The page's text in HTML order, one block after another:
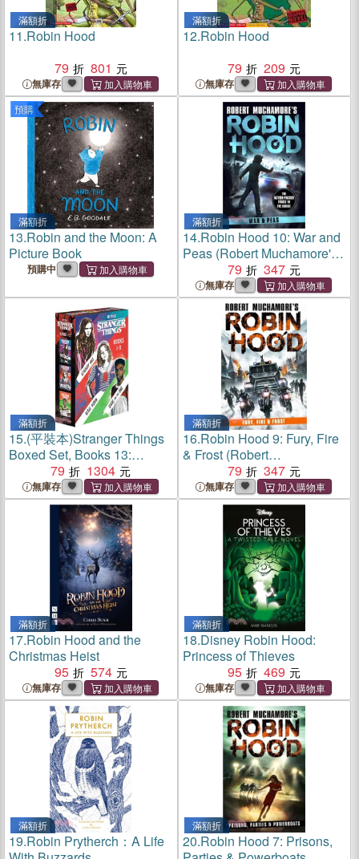
滿額折
11.Robin Hood
79
801
無庫存
滿額折
12.Robin Hood
79
209
無庫存
預購
滿額折
13.Robin and the Moon: A
Picture Book
預購中
滿額折
14.Robin Hood 10: War and
Peas (Robert Muchamore's
Robin Hood)
79 347
無庫存
滿額折
15.(平裝本)Stranger Things
Boxed Set, Books 13:
Runaway Max, Rebel Robin,
and Lucas on the Line
79 1304
無庫存
滿額折
16.Robin Hood 9: Fury, Fire
& Frost (Robert
Muchamore's Robin Hood)
79 347
無庫存
滿額折
17.Robin Hood and the
Christmas Heist
95
574
無庫存
滿額折
18.Disney Robin Hood:
Princess of Thieves
95
469
無庫存
滿額折
19.Robin Prytherch：A Life
滿額折
20.Robin Hood 7: Prisons,